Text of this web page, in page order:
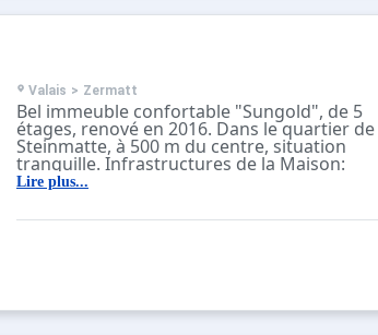
Valais > Zermatt
Bel immeuble confortable "Sungold", de 5
étages, renové en 2016. Dans le quartier de
Steinmatte, à 500 m du centre, situation
tranquille. Infrastructures de la Maison:
ascenseur, local pour les skis, chauffage
supermarché 800 m, restaurant 50 m,
cette maison de vacances.
Lire plus...